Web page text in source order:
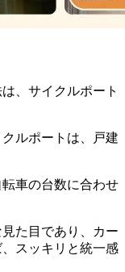
、サイクルポート
ルポートは、戸建
車の台数に合わせ
た目であり、カー
スッキリと統一感